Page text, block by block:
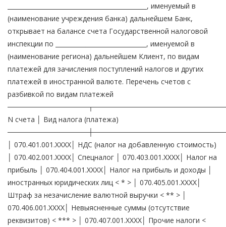
______________________________________________, именуемый в
(наименование учреждения банка) дальнейшем Банк,
открывает на балансе счета Государственной налоговой
инспекции по ______________________________, именуемой в
(наименование региона) дальнейшем Клиент, по видам
платежей для зачисления поступлений налогов и других
платежей в иностранной валюте. Перечень счетов с
разбивкой по видам платежей
N счета │ Вид налога (платежа)
│ 070.401.001.XXXX│ НДС (налог на добавленную стоимость)
│ 070.402.001.XXXX│ Спецналог │ 070.403.001.XXXX│ Налог на
прибыль │ 070.404.001.XXXX│ Налог на прибыль и доходы │
иностранных юридических лиц < * > │ 070.405.001.XXXX│
Штраф за незачисление валютной выручки < ** > │
070.406.001.XXXX│ Невыясненные суммы (отсутствие
реквизитов) < *** > │ 070.407.001.XXXX│ Прочие налоги <